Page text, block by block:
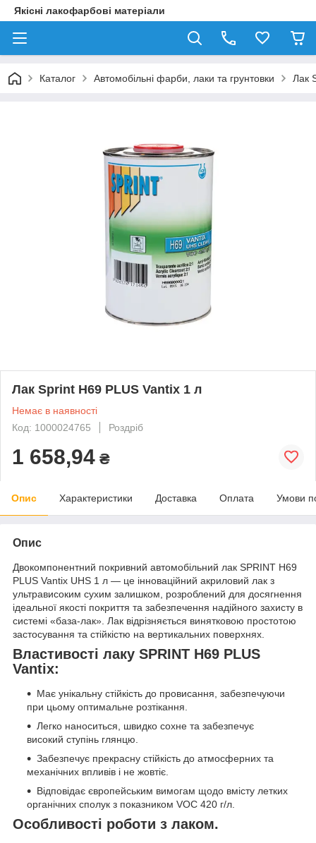
Якісні лакофарбові матеріали
Каталог Автомобільні фарби, лаки та грунтовки Лак
Лак Sprint Н69 PLUS Vantix 1 л
Немає в наявності
Код: 1000024765
Роздріб
1 658,94 ₴
Опис Характеристики Доставка Оплата Умови
Опис
Двокомпонентний покривний автомобільний лак SPRINT H69
PLUS Vantix UHS 1 л — це інноваційний акриловий лак з
ультрависоким сухим залишком, розроблений для досягнення
ідеальної якості покриття та забезпечення надійного захисту в
системі «база-лак». Лак відрізняється винятковою простотою
застосування та стійкістю на вертикальних поверхнях.
Властивості лаку SPRINT H69 PLUS
Vantix:
Має унікальну стійкість до провисання, забезпечуючи
при цьому оптимальне розтікання.
Легко наноситься, швидко сохне та забезпечує
високий ступінь глянцю.
Забезпечує прекрасну стійкість до атмосферних та
механічних впливів і не жовтіє.
Відповідає європейським вимогам щодо вмісту летких
органічних сполук з показником VOC 420 г/л.
Особливості роботи з лаком.